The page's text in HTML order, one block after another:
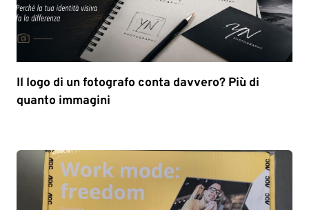
Il logo di un fotografo conta davvero? Più di
quanto immagini